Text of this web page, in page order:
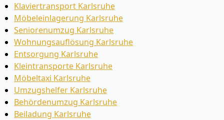
Klaviertransport Karlsruhe
Möbeleinlagerung Karlsruhe
Seniorenumzug Karlsruhe
Wohnungsauflösung Karlsruhe
Entsorgung Karlsruhe
Kleintransporte Karlsruhe
Möbeltaxi Karlsruhe
Umzugshelfer Karlsruhe
Behördenumzug Karlsruhe
Beiladung Karlsruhe